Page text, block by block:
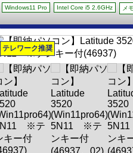
Windows11 Pro Intel Core i5 2.6GHz メ
テレワーク推奨